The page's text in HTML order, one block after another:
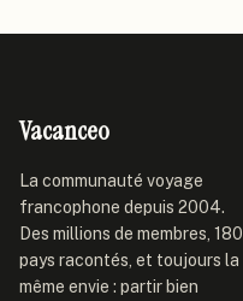
Vacanceo
La communauté voyage
francophone depuis 2004.
Des millions de membres, 180
pays racontés, et toujours la
même envie : partir bien